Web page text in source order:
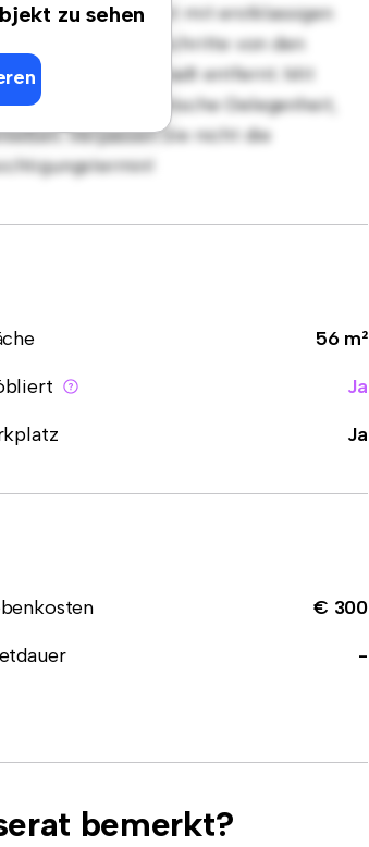
zu sehen
elegante Küche ist mit erstklassigen
Sie nur wenige Schritte von den
der Stadt entfernt. Mit
eine fantastische Gelegenheit,
Verpassen Sie nicht die
56 m²
Ja
Ja
€ 300
-
bemerkt?